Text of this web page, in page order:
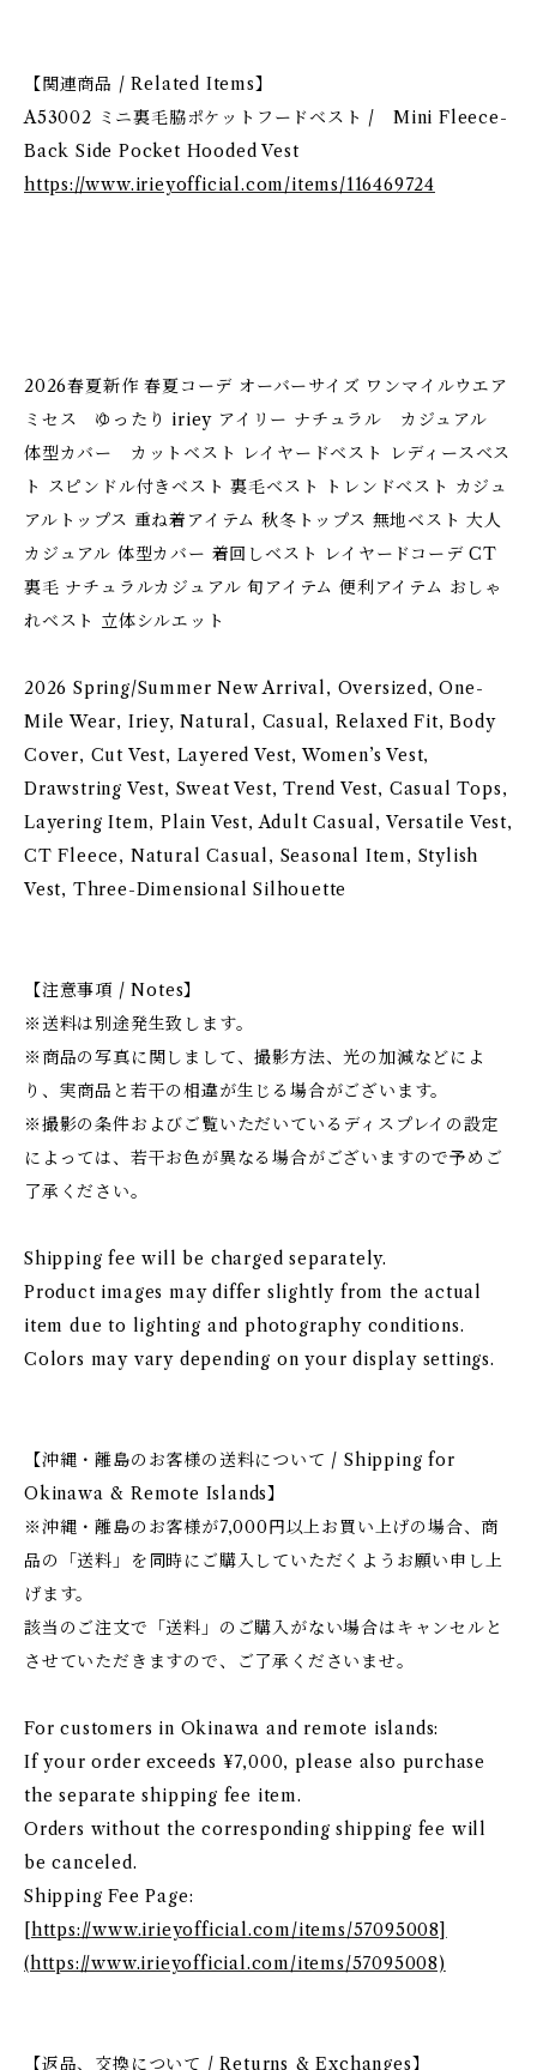
【関連商品 / Related Items】
A53002 ミニ裏毛脇ポケットフードベスト / Mini Fleece-
Back Side Pocket Hooded Vest
https://www.irieyofficial.com/items/116469724
2026春夏新作 春夏コーデ オーバーサイズ ワンマイルウエア
ミセス ゆったり iriey アイリー ナチュラル カジュアル
体型カバー カットベスト レイヤードベスト レディースベス
ト スピンドル付きベスト 裏毛ベスト トレンドベスト カジュ
アルトップス 重ね着アイテム 秋冬トップス 無地ベスト 大人
カジュアル 体型カバー 着回しベスト レイヤードコーデ CT
裏毛 ナチュラルカジュアル 旬アイテム 便利アイテム おしゃ
れベスト 立体シルエット
2026 Spring/Summer New Arrival, Oversized, One-
Mile Wear, Iriey, Natural, Casual, Relaxed Fit, Body
Cover, Cut Vest, Layered Vest, Women’s Vest,
Drawstring Vest, Sweat Vest, Trend Vest, Casual Tops,
Layering Item, Plain Vest, Adult Casual, Versatile Vest,
CT Fleece, Natural Casual, Seasonal Item, Stylish
Vest, Three-Dimensional Silhouette
【注意事項 / Notes】
※送料は別途発生致します。
※商品の写真に関しまして、撮影方法、光の加減などによ
り、実商品と若干の相違が生じる場合がございます。
※撮影の条件およびご覧いただいているディスプレイの設定
によっては、若干お色が異なる場合がございますので予めご
了承ください。
Shipping fee will be charged separately.
Product images may differ slightly from the actual
item due to lighting and photography conditions.
Colors may vary depending on your display settings.
【沖縄・離島のお客様の送料について / Shipping for
Okinawa & Remote Islands】
※沖縄・離島のお客様が7,000円以上お買い上げの場合、商
品の「送料」を同時にご購入していただくようお願い申し上
げます。
該当のご注文で「送料」のご購入がない場合はキャンセルと
させていただきますので、ご了承くださいませ。
For customers in Okinawa and remote islands:
If your order exceeds ¥7,000, please also purchase
the separate shipping fee item.
Orders without the corresponding shipping fee will
be canceled.
Shipping Fee Page:
[https://www.irieyofficial.com/items/57095008]
(https://www.irieyofficial.com/items/57095008)
【返品、交換について / Returns & Exchanges】